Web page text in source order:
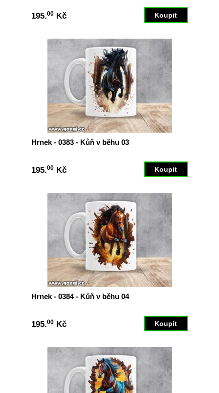
195.00 Kč
Hrnek - 0383 - Kůň v běhu 03
195.00 Kč
Hrnek - 0384 - Kůň v běhu 04
195.00 Kč